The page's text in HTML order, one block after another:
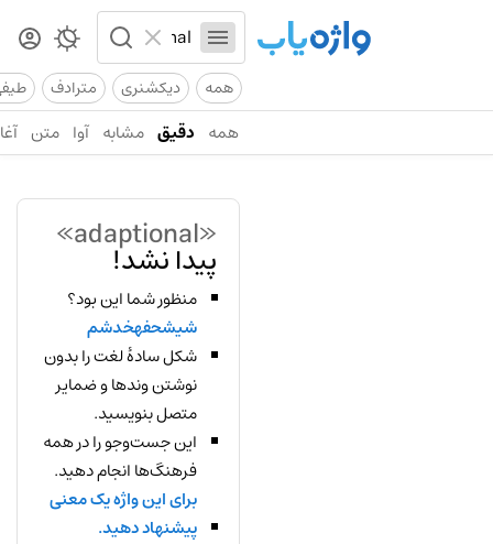
همه دیکشنری مترادف
همه دقیق مشابه آوا متن
«adaptional»
پیدا نشد!
منظور شما این بود؟
شیشحفهخدشم
شکل سادهٔ لغت را بدون
نوشتن وندها و ضمایر
متصل بنویسید.
این جست‌وجو را در همه
فرهنگ‌ها انجام دهید.
برای این واژه یک معنی
پیشنهاد دهید.